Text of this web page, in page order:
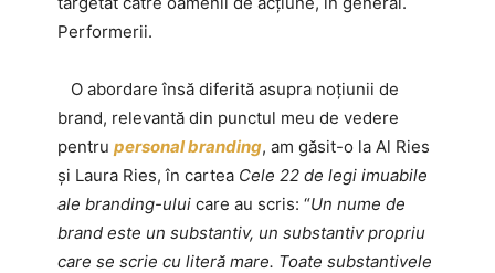
Performerii.
O abordare însă diferită asupra noțiunii de
brand, relevantă din punctul meu de vedere
pentru personal branding, am găsit-o la Al Ries
și Laura Ries, în cartea Cele 22 de legi imuabile
ale branding-ului care au scris: “Un nume de
brand este un substantiv, un substantiv propriu
care se scrie cu literă mare. Toate substantivele